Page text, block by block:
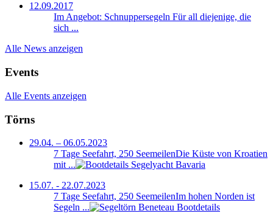
12.09.2017
Im Angebot: Schnuppersegeln Für all diejenige, die
sich ...
Alle News anzeigen
Events
Alle Events anzeigen
Törns
29.04. – 06.05.2023
7 Tage Seefahrt, 250 SeemeilenDie Küste von Kroatien
mit ...
15.07. - 22.07.2023
7 Tage Seefahrt, 250 SeemeilenIm hohen Norden ist
Segeln ...